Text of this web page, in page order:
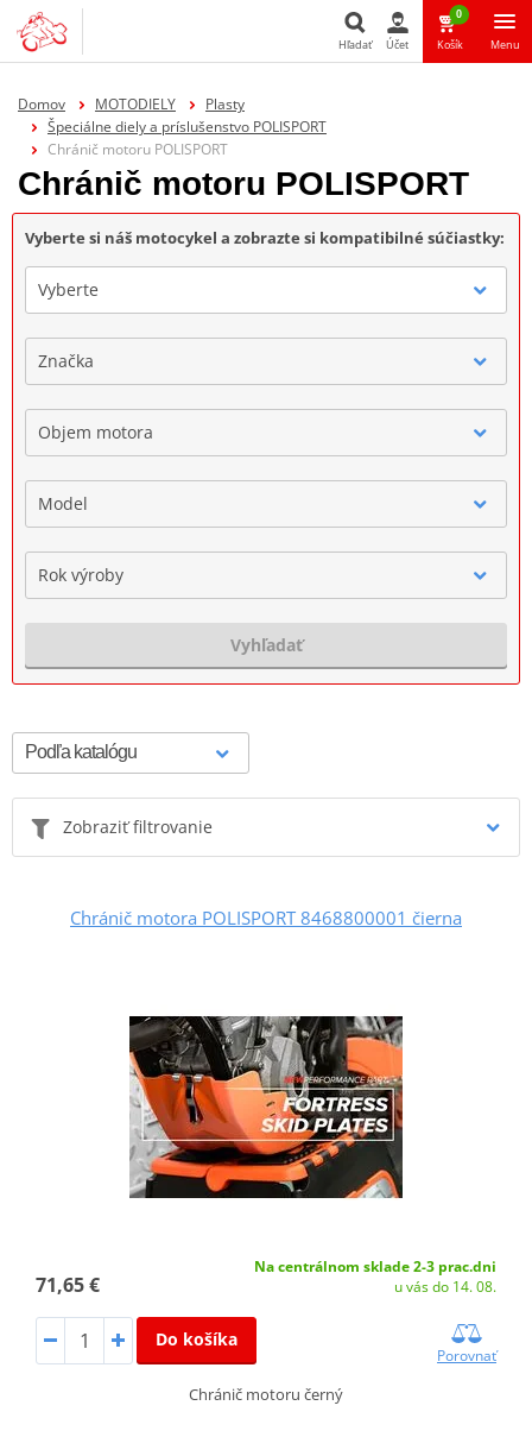
Hľadať Účet
0
Košík Menu
Domov MOTODIELY
Plasty
Špeciálne diely a príslušenstvo POLISPORT
Chránič motoru POLISPORT
Chránič motoru POLISPORT
Vyberte si náš motocykel a zobrazte si kompatibilné súčiastky:
Vyberte
Značka
Objem motora
Model
Rok výroby
Vyhľadať
Zobraziť filtrovanie
Chránič motora POLISPORT 8468800001 čierna
71,65 €
Na centrálnom sklade 2-3 prac.dni
u vás do 14. 08.
Do košíka
Porovnať
Chránič motoru černý